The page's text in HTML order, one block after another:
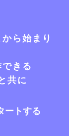
ら始まり
きる
共に
ートする